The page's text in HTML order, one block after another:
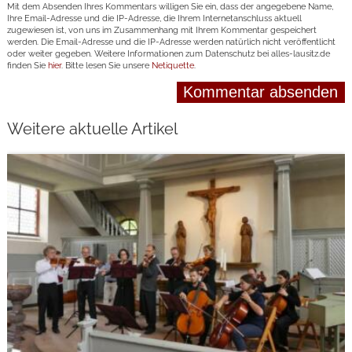
Mit dem Absenden Ihres Kommentars willigen Sie ein, dass der angegebene Name,
Ihre Email-Adresse und die IP-Adresse, die Ihrem Internetanschluss aktuell
zugewiesen ist, von uns im Zusammenhang mit Ihrem Kommentar gespeichert
werden. Die Email-Adresse und die IP-Adresse werden natürlich nicht veröffentlicht
oder weiter gegeben. Weitere Informationen zum Datenschutz bei alles-lausitz.de
finden Sie hier. Bitte lesen Sie unsere Netiquette.
Weitere aktuelle Artikel
weiterlesen